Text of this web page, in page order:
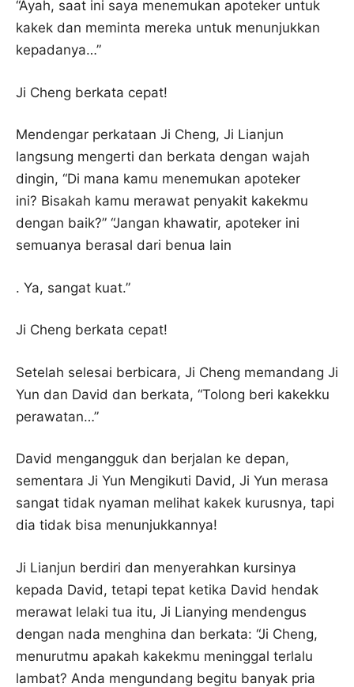
“Ayah, saat ini saya menemukan apoteker untuk
kakek dan meminta mereka untuk menunjukkan
kepadanya…”
Ji Cheng berkata cepat!
Mendengar perkataan Ji Cheng, Ji Lianjun
langsung mengerti dan berkata dengan wajah
dingin, “Di mana kamu menemukan apoteker
ini? Bisakah kamu merawat penyakit kakekmu
dengan baik?” “Jangan khawatir, apoteker ini
semuanya berasal dari benua lain
. Ya, sangat kuat.”
Ji Cheng berkata cepat!
Setelah selesai berbicara, Ji Cheng memandang Ji
Yun dan David dan berkata, “Tolong beri kakekku
perawatan…”
David mengangguk dan berjalan ke depan,
sementara Ji Yun Mengikuti David, Ji Yun merasa
sangat tidak nyaman melihat kakek kurusnya, tapi
dia tidak bisa menunjukkannya!
Ji Lianjun berdiri dan menyerahkan kursinya
kepada David, tetapi tepat ketika David hendak
merawat lelaki tua itu, Ji Lianying mendengus
dengan nada menghina dan berkata: “Ji Cheng,
menurutmu apakah kakekmu meninggal terlalu
lambat? Anda mengundang begitu banyak pria